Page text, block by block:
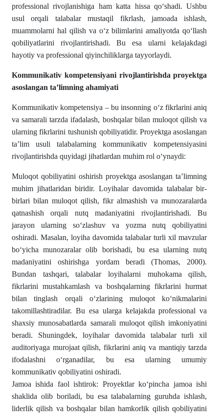
professional rivojlanishiga ham katta hissa qo‘shadi. Ushbu
usul orqali talabalar mustaqil fikrlash, jamoada ishlash,
muammolarni hal qilish va o‘z bilimlarini amaliyotda qo‘llash
qobiliyatlarini rivojlantirishadi. Bu esa ularni kelajakdagi
hayotiy va professional qiyinchiliklarga tayyorlaydi.
Kommunikativ kompetensiyani rivojlantirishda proyektga
asoslangan ta’limning ahamiyati
Kommunikativ kompetensiya – bu insonning o‘z fikrlarini aniq
va samarali tarzda ifadalash, boshqalar bilan muloqot qilish va
ularning fikrlarini tushunish qobiliyatidir. Proyektga asoslangan
ta’lim usuli talabalarning kommunikativ kompetensiyasini
rivojlantirishda quyidagi jihatlardan muhim rol o‘ynaydi:
Muloqot qobiliyatini oshirish proyektga asoslangan ta’limning
muhim jihatlaridan biridir. Loyihalar davomida talabalar bir-
birlari bilan muloqot qilish, fikr almashish va munozaralarda
qatnashish orqali nutq madaniyatini rivojlantirishadi. Bu
jarayon ularning so‘zlashuv va yozma nutq qobiliyatini
oshiradi. Masalan, loyiha davomida talabalar turli xil mavzular
bo‘yicha munozaralar olib borishadi, bu esa ularning nutq
madaniyatini oshirishga yordam beradi (Thomas, 2000).
Bundan tashqari, talabalar loyihalarni muhokama qilish,
fikrlarini mustahkamlash va boshqalarning fikrlarini hurmat
bilan tinglash orqali o‘zlarining muloqot ko‘nikmalarini
takomillashtiradilar. Bu esa ularga kelajakda professional va
shaxsiy munosabatlarda samarali muloqot qilish imkoniyatini
beradi. Shuningdek, loyihalar davomida talabalar turli xil
auditoriyaga murojaat qilish, fikrlarini aniq va mantiqiy tarzda
ifodalashni o‘rganadilar, bu esa ularning umumiy
kommunikativ qobiliyatini oshiradi.
Jamoa ishida faol ishtirok: Proyektlar ko‘pincha jamoa ishi
shaklida olib boriladi, bu esa talabalarning guruhda ishlash,
liderlik qilish va boshqalar bilan hamkorlik qilish qobiliyatini